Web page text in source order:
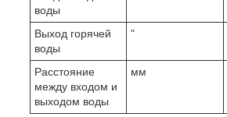
воды
Выход горячей
воды
"
Расстояние
между входом и
выходом воды
мм